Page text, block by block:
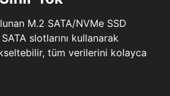
M.2 SATA/NVMe SSD
slotlarını kullanarak
tüm verilerini kolayca